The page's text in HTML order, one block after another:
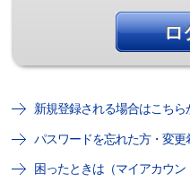
新規登録される場合はこちら
パスワードを忘れた方・変更
困ったときは（マイアカウン